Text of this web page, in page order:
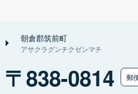
朝倉郡筑前町
アサクラグンチクゼンマチ
838-0814 郵